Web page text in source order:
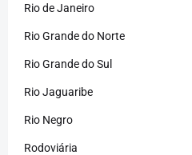
Rio de Janeiro
Rio Grande do Norte
Rio Grande do Sul
Rio Jaguaribe
Rio Negro
Rodoviária